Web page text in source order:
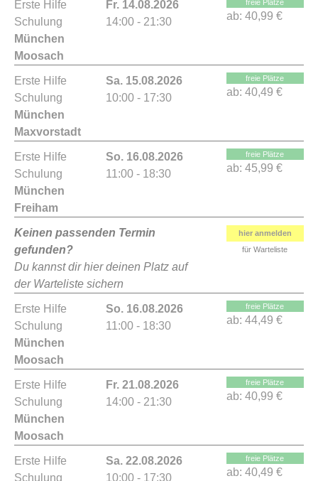
Erste Hilfe
Schulung
München
Moosach
Fr. 14.08.2026
14:00 - 21:30
freie Plätze
ab: 40,99 €
Erste Hilfe
Schulung
München
Maxvorstadt
Sa. 15.08.2026
10:00 - 17:30
freie Plätze
ab: 40,49 €
Erste Hilfe
Schulung
München
Freiham
So. 16.08.2026
11:00 - 18:30
freie Plätze
ab: 45,99 €
Keinen passenden Termin
gefunden?
Du kannst dir hier deinen Platz auf
der Warteliste sichern
hier anmelden
für Warteliste
Erste Hilfe
Schulung
München
Moosach
So. 16.08.2026
11:00 - 18:30
freie Plätze
ab: 44,49 €
Erste Hilfe
Schulung
München
Moosach
Fr. 21.08.2026
14:00 - 21:30
freie Plätze
ab: 40,99 €
Erste Hilfe
Schulung
Sa. 22.08.2026
10:00 - 17:30
freie Plätze
ab: 40,49 €